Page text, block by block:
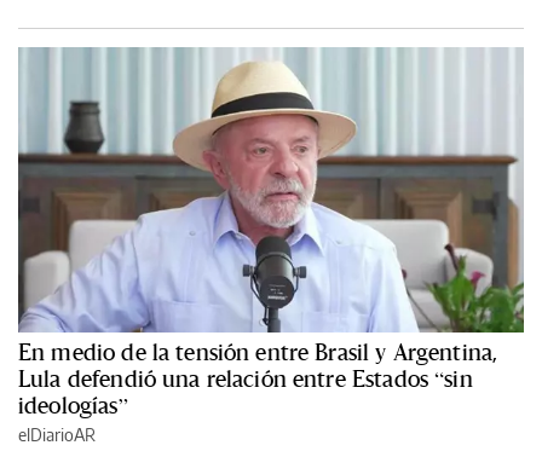
En medio de la tensión entre Brasil y Argentina,
Lula defendió una relación entre Estados “sin
ideologías”
elDiarioAR